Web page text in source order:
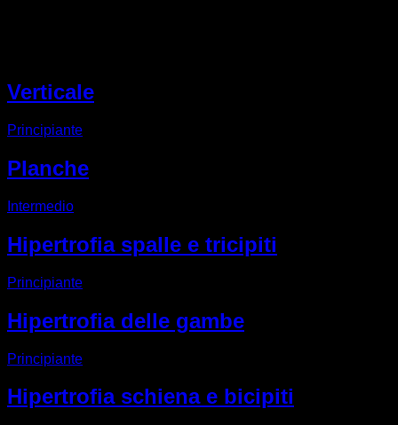
Verticale
Principiante
Planche
Intermedio
Hipertrofia spalle e tricipiti
Principiante
Hipertrofia delle gambe
Principiante
Hipertrofia schiena e bicipiti